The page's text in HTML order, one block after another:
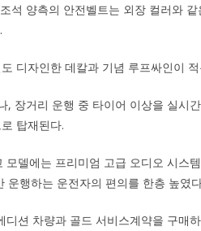
석 양측의 안전벨트는 외장 컬러와
디자인한 데칼과 기념 루프싸인이
, 장거리 운행 중 타이어 이상을 실시
탑재된다.
모델에는 프리미엄 고급 오디오 시스
운행하는 운전자의 편의를 한층 높였
디션 차량과 골드 서비스계약을 구매